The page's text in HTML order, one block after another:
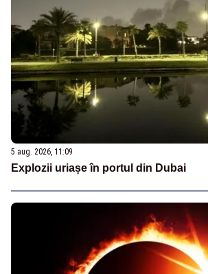
5 aug. 2026, 11:09
Explozii uriașe în portul din Dubai